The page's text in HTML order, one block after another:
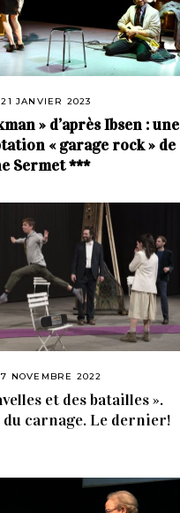
21 JANVIER 2023
» d’après Ibsen : une
« garage rock » de
Sermet ***
7 NOVEMBRE 2022
et des batailles ».
du carnage. Le dernier!